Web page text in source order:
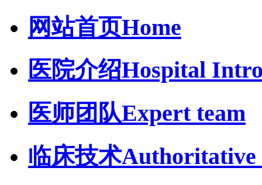
网站首页Home
医院介绍Hospital
医师团队Expert team
临床技术Authoritative